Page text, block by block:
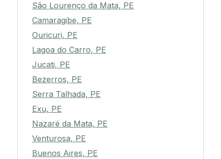
São Lourenço da Mata, PE
Camaragibe, PE
Ouricuri, PE
Lagoa do Carro, PE
Jucati, PE
Bezerros, PE
Serra Talhada, PE
Exu, PE
Nazaré da Mata, PE
Venturosa, PE
Buenos Aires, PE